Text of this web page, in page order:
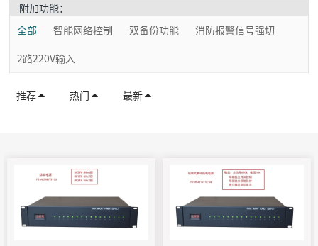
附加功能：
全部
智能网络控制 双备份功能
消防报警信号强切
2路220V输入
推荐 热门 最新